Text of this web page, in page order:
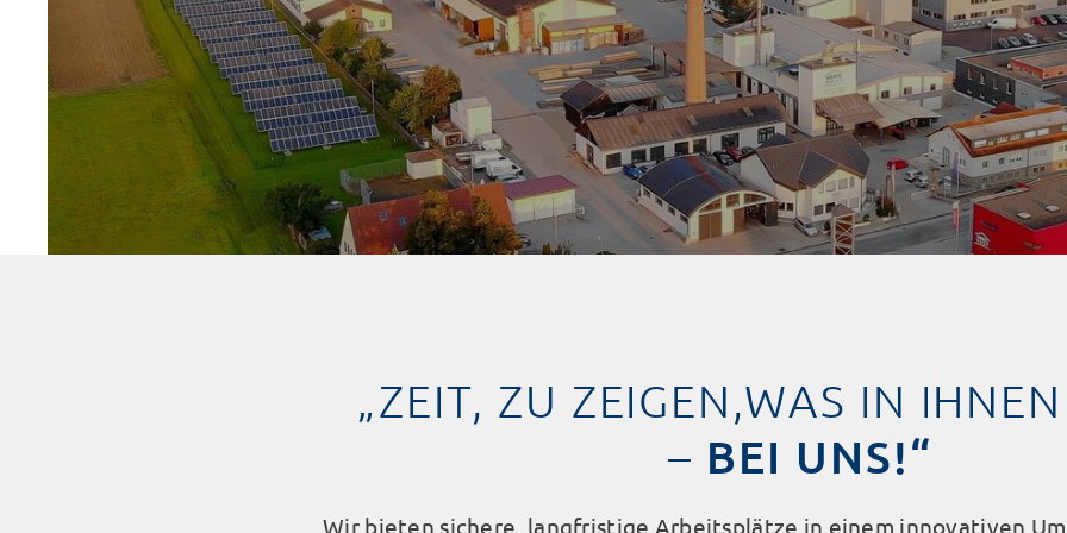
„ZEIT, ZU ZEIGEN,WAS IN
– BEI UNS!“
Wir bieten sichere, langfristige Arbeitsplätze in einem innovativen